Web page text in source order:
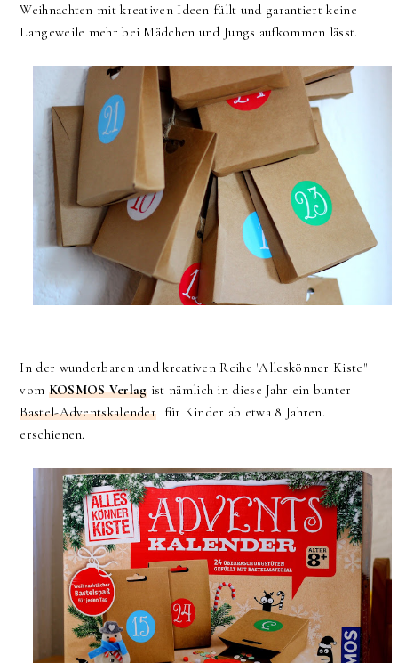
Weihnachten mit kreativen Ideen füllt und garantiert keine
Langeweile mehr bei Mädchen und Jungs aufkommen lässt.
In der wunderbaren und kreativen Reihe "Alleskönner Kiste"
vom KOSMOS Verlagist nämlich in diese Jahr ein bunter
Bastel-Adventskalender für Kinder ab etwa 8 Jahren.
erschienen.